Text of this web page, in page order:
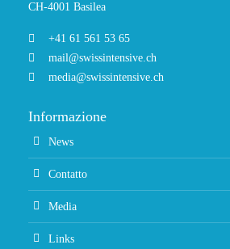
CH-4001 Basilea
+41 61 561 53 65
mail@swissintensive.ch
media@swissintensive.ch
Informazione
News
Contatto
Media
Links